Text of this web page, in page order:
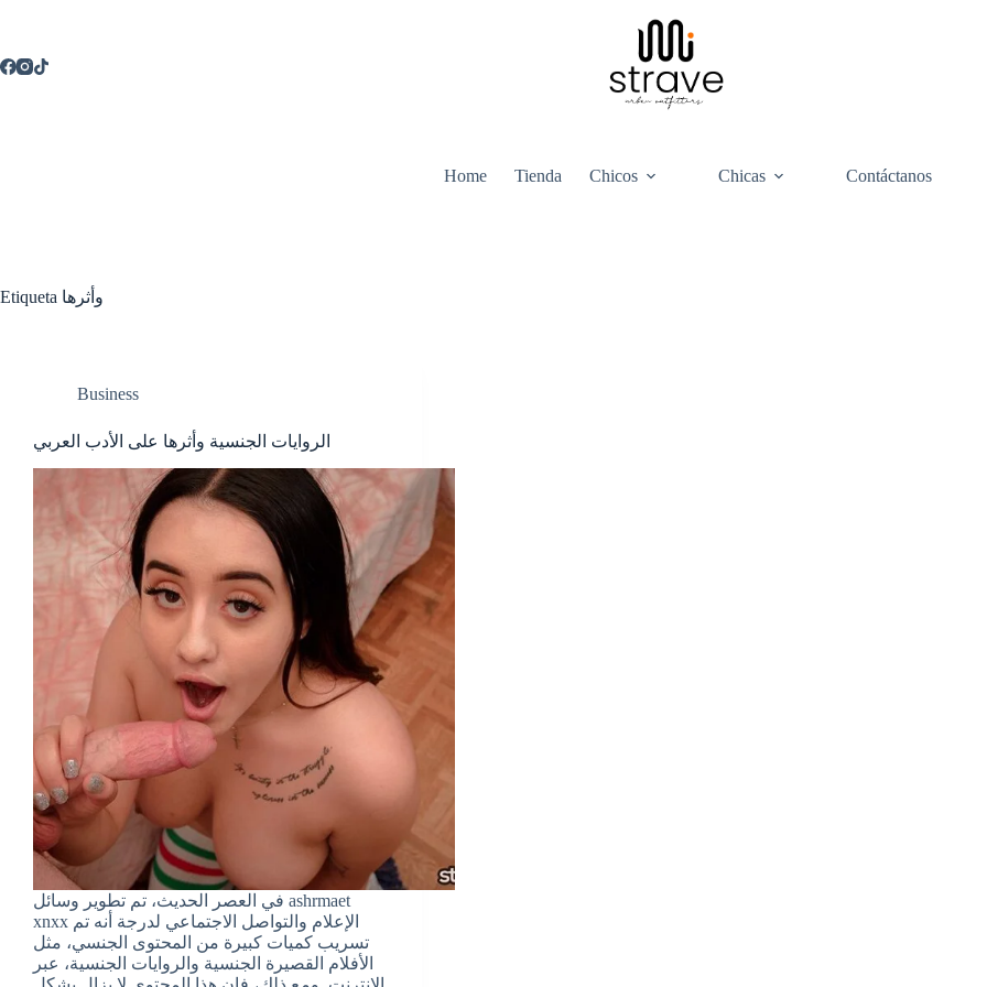
Home Tienda Chicos Chicas Contáctanos
Etiqueta وأثرها
Business
الروايات الجنسية وأثرها على الأدب العربي
في العصر الحديث، تم تطوير وسائل ashrmaet
xnxx الإعلام والتواصل الاجتماعي لدرجة أنه تم
تسريب كميات كبيرة من المحتوى الجنسي، مثل
الأفلام القصيرة الجنسية والروايات الجنسية، عبر